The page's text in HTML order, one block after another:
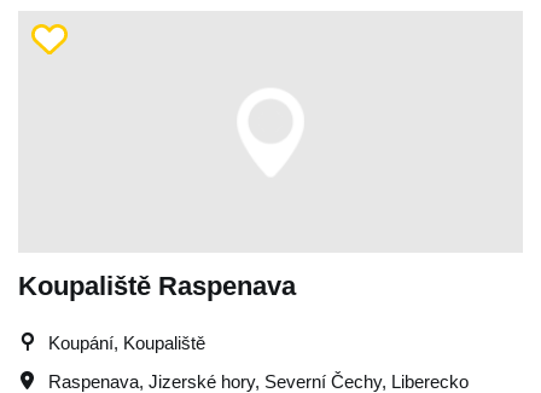
Koupaliště Raspenava
Koupání, Koupaliště
Raspenava, Jizerské hory, Severní Čechy, Liberecko